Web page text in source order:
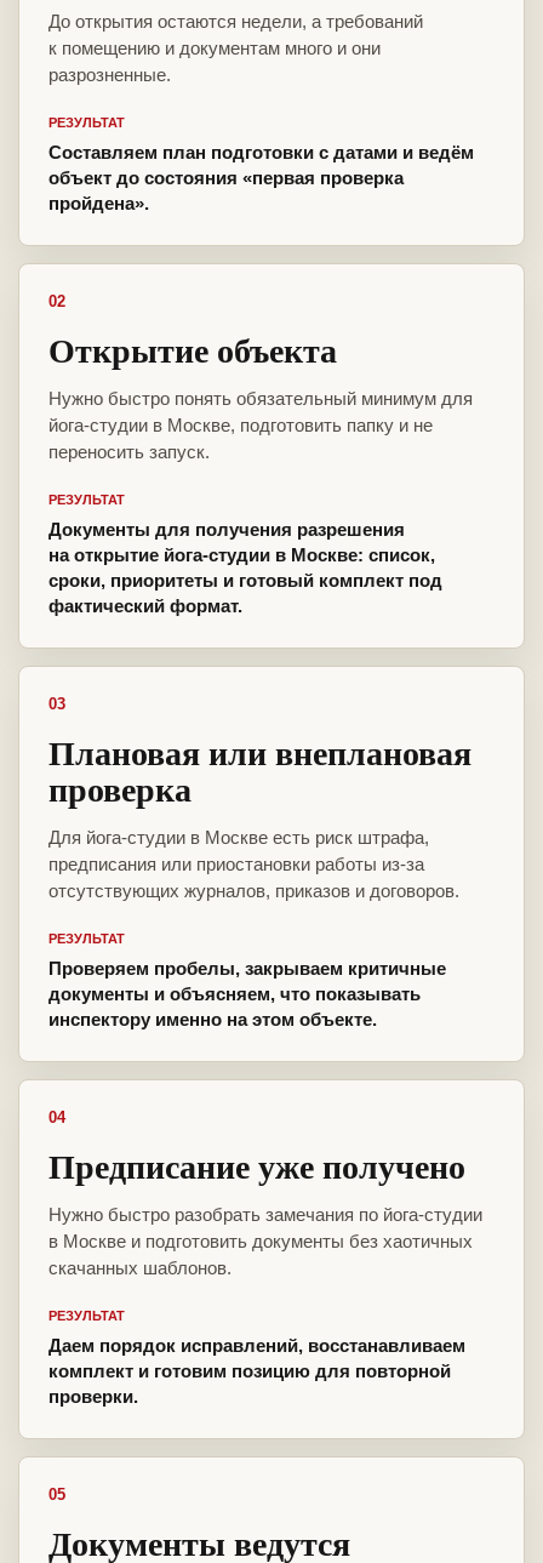
До открытия остаются недели, а требований
к помещению и документам много и они
разрозненные.
РЕЗУЛЬТАТ
Составляем план подготовки с датами и ведём
объект до состояния «первая проверка
пройдена».
02
Открытие объекта
Нужно быстро понять обязательный минимум для
йога-студии в Москве, подготовить папку и не
переносить запуск.
РЕЗУЛЬТАТ
Документы для получения разрешения
на открытие йога-студии в Москве: список,
сроки, приоритеты и готовый комплект под
фактический формат.
03
Плановая или внеплановая
проверка
Для йога-студии в Москве есть риск штрафа,
предписания или приостановки работы из-за
отсутствующих журналов, приказов и договоров.
РЕЗУЛЬТАТ
Проверяем пробелы, закрываем критичные
документы и объясняем, что показывать
инспектору именно на этом объекте.
04
Предписание уже получено
Нужно быстро разобрать замечания по йога-студии
в Москве и подготовить документы без хаотичных
скачанных шаблонов.
РЕЗУЛЬТАТ
Даем порядок исправлений, восстанавливаем
комплект и готовим позицию для повторной
проверки.
05
Документы ведутся